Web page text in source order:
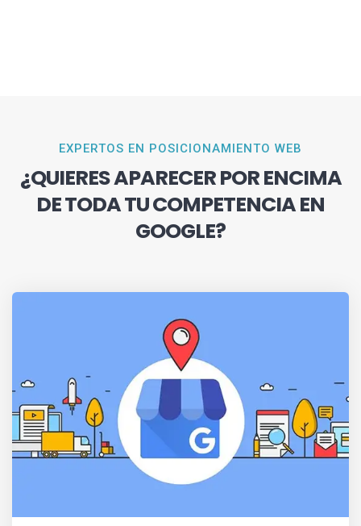
EXPERTOS EN POSICIONAMIENTO WEB
¿QUIERES APARECER POR ENCIMA
DE TODA TU COMPETENCIA EN
GOOGLE?